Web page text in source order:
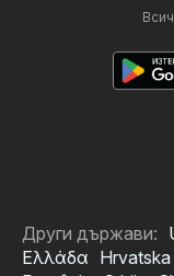
Други държави:
Ελλάδα Hrvatska